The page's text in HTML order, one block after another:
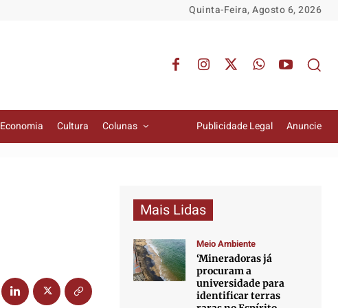
Quinta-Feira, Agosto 6, 2026
Economia Cultura Colunas Publicidade Legal Anuncie
Mais Lidas
Meio Ambiente
‘Mineradoras já
procuram a
universidade para
identificar terras